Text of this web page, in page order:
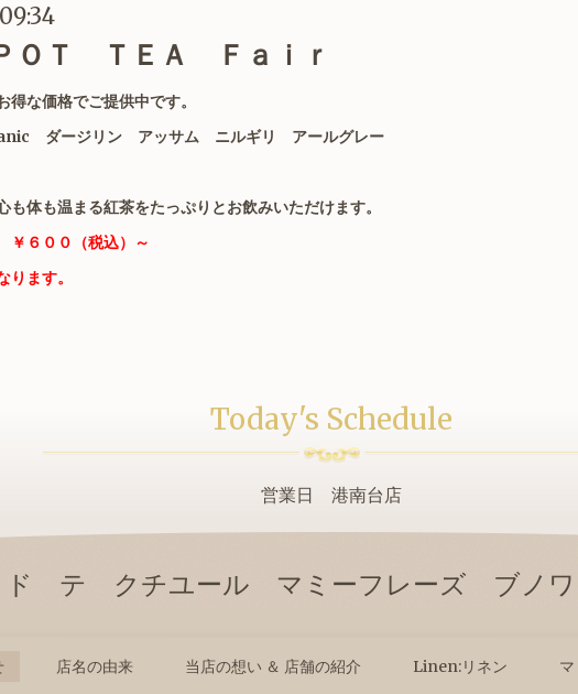
09:34
ＯＴ ＴＥＡ Ｆａｉｒ
な価格でご提供中です。
ダージリン アッサム ニルギリ アールグレー
も体も温まる紅茶をたっぷりとお飲みいただけます。
￥６００（税込）～
ります。
Today's Schedule
営業日 港南台店
テ クチユール マミーフレーズ ブノ
店名の由来 当店の想い ＆ 店舗の紹介 Linen:リネン